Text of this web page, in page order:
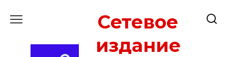
Сетевое
издание